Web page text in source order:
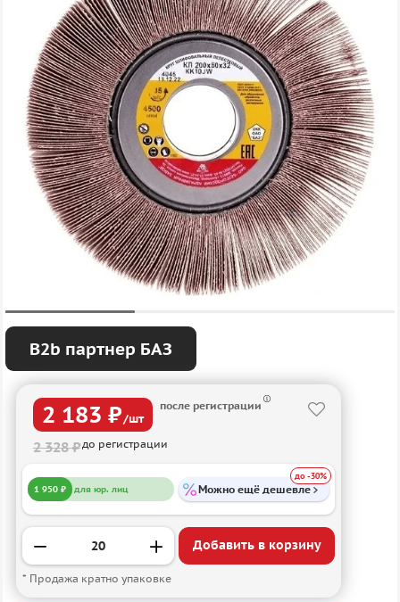
B2b партнер БАЗ
2 183 ₽/шт
после регистрации
2 328 ₽до регистрации
1 950 ₽ для юр. лиц Можно ещё дешевле
до -30%
Добавить в корзину
* Продажа кратно упаковке